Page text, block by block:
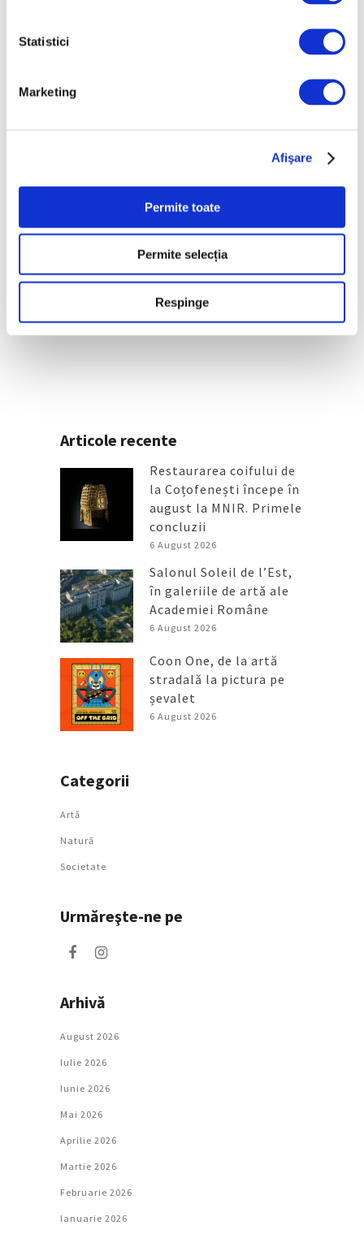
Statistici
Marketing
Afişare
Permite toate
Permite selecția
Respinge
Cicladică din Atena
Arta grădinilor peisagistice, la
Palatul Versailles
4 August 2026
Articole recente
Restaurarea coifului de
la Coțofenești începe în
august la MNIR. Primele
concluzii
6 August 2026
Salonul Soleil de l’Est,
în galeriile de artă ale
Academiei Române
6 August 2026
Coon One, de la artă
stradală la pictura pe
șevalet
6 August 2026
Categorii
Artǎ
Natură
Societate
Urmăreşte-ne pe
Arhivă
August 2026
Iulie 2026
Iunie 2026
Mai 2026
Aprilie 2026
Martie 2026
Februarie 2026
Ianuarie 2026